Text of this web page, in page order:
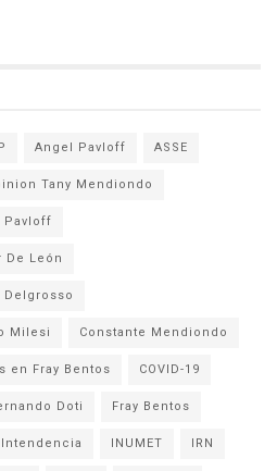
Angel Pavloff ASSE
Tany Mendiondo
Pavloff
De León
Delgrosso
Milesi Constante Mendiondo
en Fray Bentos COVID-19
Doti Fray Bentos
Intendencia INUMET IRN